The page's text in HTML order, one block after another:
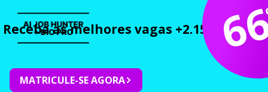
Receba as melhores vagas +2.150 cursos
MATRICULE-SE AGORA